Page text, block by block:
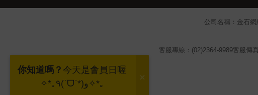
公司名稱：金石
客服專線：(02)2364-9989客服傳
你知道嗎？ 今天是會員日喔
✧*｡٩(ˊᗜˋ*)و✧*｡